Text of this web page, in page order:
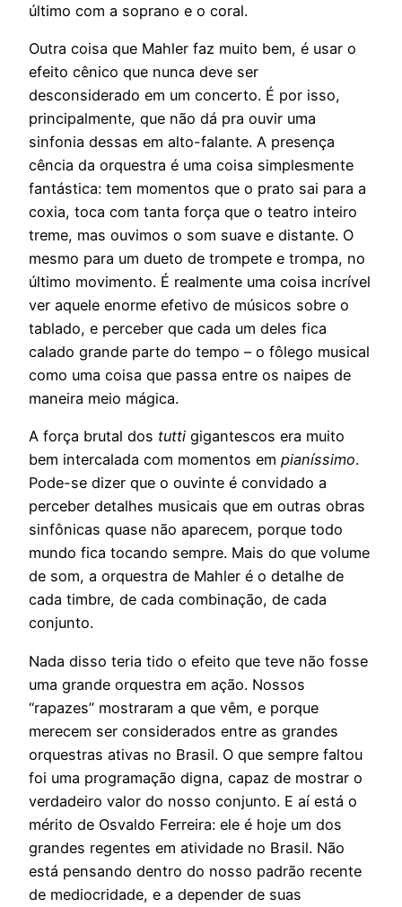
último com a soprano e o coral.
Outra coisa que Mahler faz muito bem, é usar o
efeito cênico que nunca deve ser
desconsiderado em um concerto. É por isso,
principalmente, que não dá pra ouvir uma
sinfonia dessas em alto-falante. A presença
cência da orquestra é uma coisa simplesmente
fantástica: tem momentos que o prato sai para a
coxia, toca com tanta força que o teatro inteiro
treme, mas ouvimos o som suave e distante. O
mesmo para um dueto de trompete e trompa, no
último movimento. É realmente uma coisa incrível
ver aquele enorme efetivo de músicos sobre o
tablado, e perceber que cada um deles fica
calado grande parte do tempo – o fôlego musical
como uma coisa que passa entre os naipes de
maneira meio mágica.
A força brutal dos tutti gigantescos era muito
bem intercalada com momentos em pianíssimo.
Pode-se dizer que o ouvinte é convidado a
perceber detalhes musicais que em outras obras
sinfônicas quase não aparecem, porque todo
mundo fica tocando sempre. Mais do que volume
de som, a orquestra de Mahler é o detalhe de
cada timbre, de cada combinação, de cada
conjunto.
Nada disso teria tido o efeito que teve não fosse
uma grande orquestra em ação. Nossos
“rapazes” mostraram a que vêm, e porque
merecem ser considerados entre as grandes
orquestras ativas no Brasil. O que sempre faltou
foi uma programação digna, capaz de mostrar o
verdadeiro valor do nosso conjunto. E aí está o
mérito de Osvaldo Ferreira: ele é hoje um dos
grandes regentes em atividade no Brasil. Não
está pensando dentro do nosso padrão recente
de mediocridade, e a depender de suas